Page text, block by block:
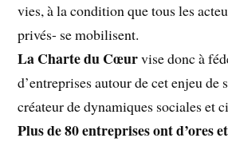
vies, à la condition que tous les
privés- se mobilisent.
La Charte du Cœurvise donc à
d’entreprises autour de cet enjeu de
créateur de dynamiques sociales et
Plus de 80 entreprises ont d’ores